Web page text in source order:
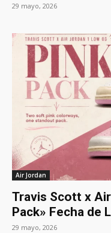
29 mayo, 2026
Air Jordan
Travis Scott x
Pack» Fecha de
29 mayo, 2026